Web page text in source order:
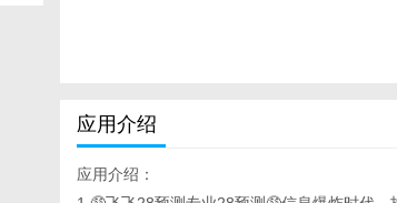
应用介绍
应用介绍：